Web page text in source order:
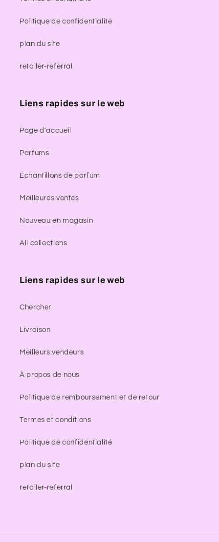
Politique de confidentialité
plan du site
retailer-referral
Liens rapides sur le web
Page d'accueil
Parfums
Échantillons de parfum
Meilleures ventes
Nouveau en magasin
All collections
Liens rapides sur le web
Chercher
Livraison
Meilleurs vendeurs
À propos de nous
Politique de remboursement et de retour
Termes et conditions
Politique de confidentialité
plan du site
retailer-referral